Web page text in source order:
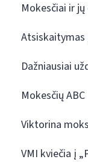
Mokesčiai ir
Atsiskaitymas
Dažniausiai
Mokesčių ABC
Viktorina
VMI kviečia į